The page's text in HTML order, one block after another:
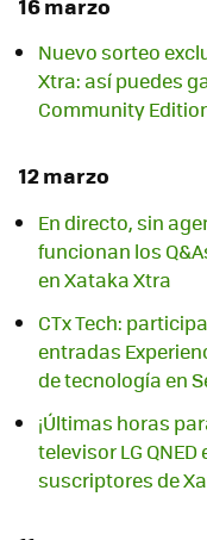
Nuevo sorteo
Xtra: así puedes
Community
12 marzo
En directo, sin
funcionan los
en Xataka Xtra
CTx Tech:
entradas
de tecnología en
¡Últimas horas
televisor LG QNED
suscriptores de